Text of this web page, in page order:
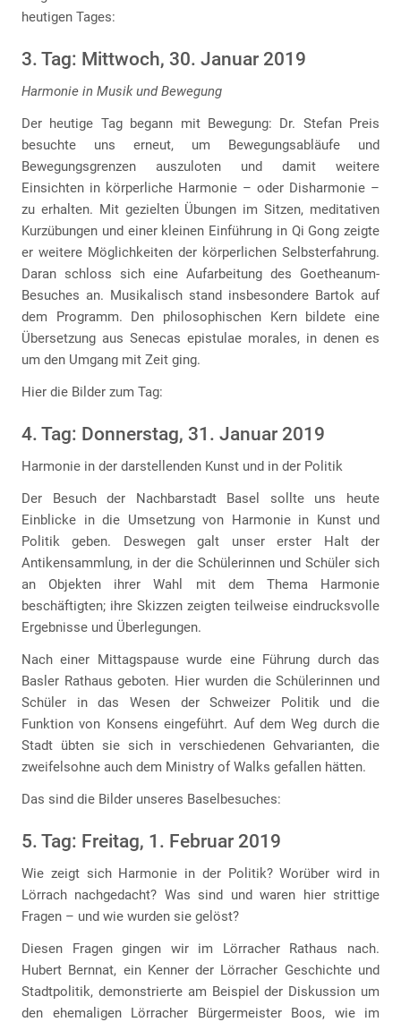
heutigen Tages:
3. Tag: Mittwoch, 30. Januar 2019
Harmonie in Musik und Bewegung
Der heutige Tag begann mit Bewegung: Dr. Stefan Preis
besuchte uns erneut, um Bewegungsabläufe und
Bewegungsgrenzen auszuloten und damit weitere
Einsichten in körperliche Harmonie – oder Disharmonie –
zu erhalten. Mit gezielten Übungen im Sitzen, meditativen
Kurzübungen und einer kleinen Einführung in Qi Gong zeigte
er weitere Möglichkeiten der körperlichen Selbsterfahrung.
Daran schloss sich eine Aufarbeitung des Goetheanum-
Besuches an. Musikalisch stand insbesondere Bartok auf
dem Programm. Den philosophischen Kern bildete eine
Übersetzung aus Senecas epistulae morales, in denen es
um den Umgang mit Zeit ging.
Hier die Bilder zum Tag:
4. Tag: Donnerstag, 31. Januar 2019
Harmonie in der darstellenden Kunst und in der Politik
Der Besuch der Nachbarstadt Basel sollte uns heute
Einblicke in die Umsetzung von Harmonie in Kunst und
Politik geben. Deswegen galt unser erster Halt der
Antikensammlung, in der die Schülerinnen und Schüler sich
an Objekten ihrer Wahl mit dem Thema Harmonie
beschäftigten; ihre Skizzen zeigten teilweise eindrucksvolle
Ergebnisse und Überlegungen.
Nach einer Mittagspause wurde eine Führung durch das
Basler Rathaus geboten. Hier wurden die Schülerinnen und
Schüler in das Wesen der Schweizer Politik und die
Funktion von Konsens eingeführt. Auf dem Weg durch die
Stadt übten sie sich in verschiedenen Gehvarianten, die
zweifelsohne auch dem Ministry of Walks gefallen hätten.
Das sind die Bilder unseres Baselbesuches:
5. Tag: Freitag, 1. Februar 2019
Wie zeigt sich Harmonie in der Politik? Worüber wird in
Lörrach nachgedacht? Was sind und waren hier strittige
Fragen – und wie wurden sie gelöst?
Diesen Fragen gingen wir im Lörracher Rathaus nach.
Hubert Bernnat, ein Kenner der Lörracher Geschichte und
Stadtpolitik, demonstrierte am Beispiel der Diskussion um
den ehemaligen Lörracher Bürgermeister Boos, wie im